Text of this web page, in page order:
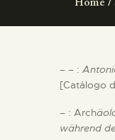
Home
DAS
– – :
[Catálogo
– : Arch
während